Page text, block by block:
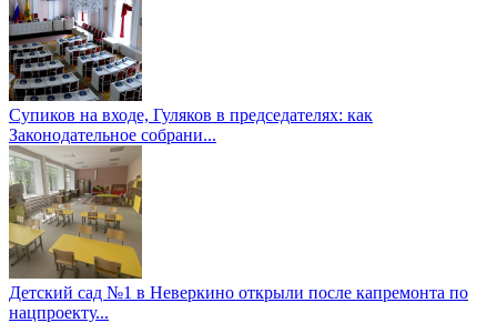
Супиков на входе, Гуляков в председателях: как
Законодательное собрани...
Детский сад №1 в Неверкино открыли после капремонта по
нацпроекту...